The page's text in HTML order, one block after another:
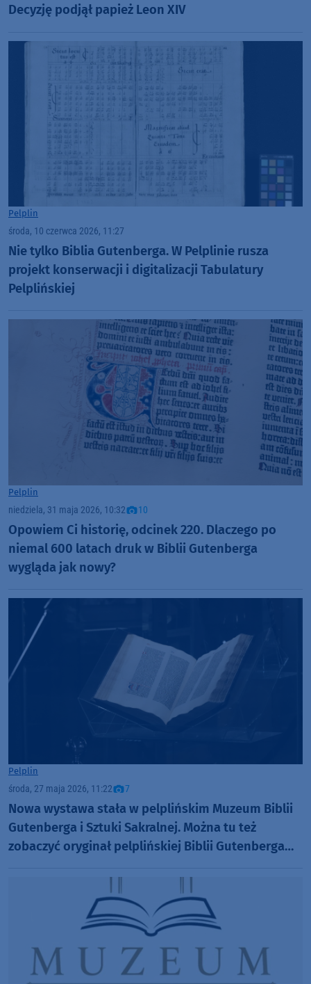
Decyzję podjął papież Leon XIV
Pelplin
środa, 10 czerwca 2026, 11:27
Nie tylko Biblia Gutenberga. W Pelplinie rusza
projekt konserwacji i digitalizacji Tabulatury
Pelplińskiej
Pelplin
niedziela, 31 maja 2026, 10:32 10
Opowiem Ci historię, odcinek 220. Dlaczego po
niemal 600 latach druk w Biblii Gutenberga
wygląda jak nowy?
Pelplin
środa, 27 maja 2026, 11:22 7
Nowa wystawa stała w pelplińskim Muzeum Biblii
Gutenberga i Sztuki Sakralnej. Można tu też
zobaczyć oryginał pelplińskiej Biblii Gutenberga